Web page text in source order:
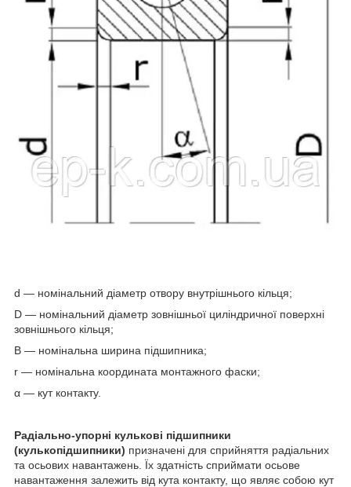
d — номінальний діаметр отвору внутрішнього кільця;
D — номінальний діаметр зовнішньої циліндричної поверхні
зовнішнього кільця;
B — номінальна ширина підшипника;
r — номінальна координата монтажного фаски;
α — кут контакту.
Радіально-упорні кулькові підшипники
(кулькопідшипники) призначені для сприйняття радіальних
та осьових навантажень. Їх здатність сприймати осьове
навантаження залежить від кута контакту, що являє собою кут